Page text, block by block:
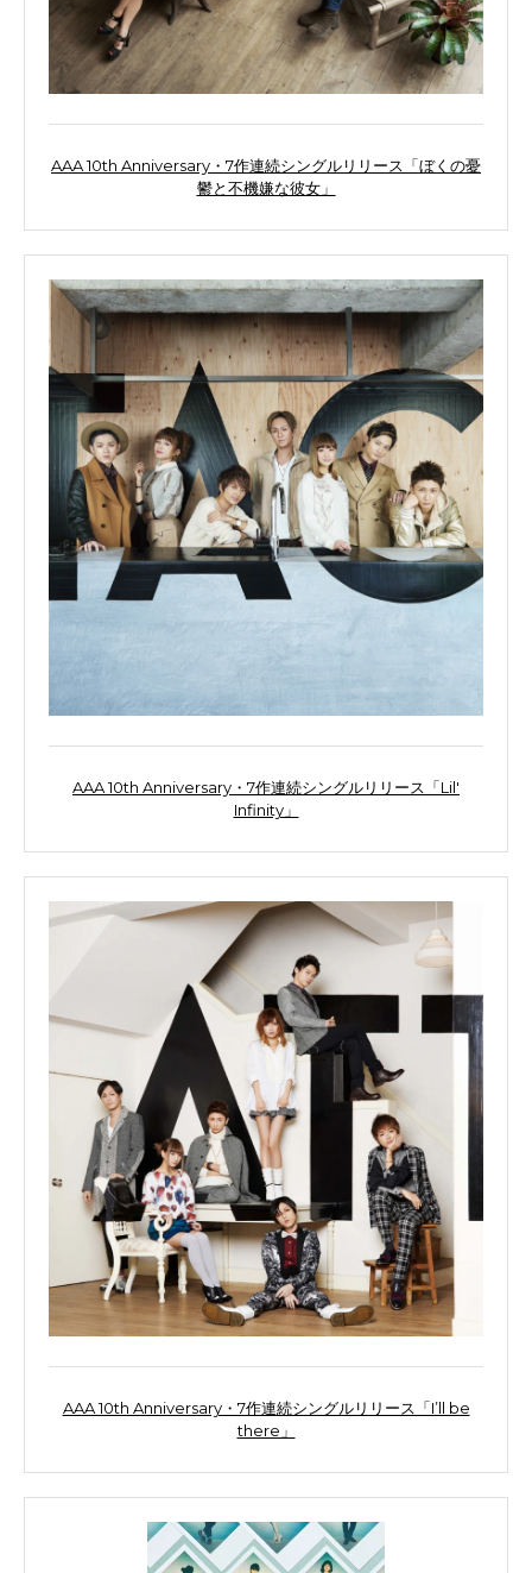
AAA 10th Anniversary・7作連続シングルリリース「ぼくの憂
鬱と不機嫌な彼女」
AAA 10th Anniversary・7作連続シングルリリース「Lil'
Infinity」
AAA 10th Anniversary・7作連続シングルリリース「I’ll be
there」